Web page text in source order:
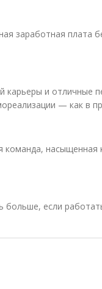
заработная плата
карьеры и отличные
— как в
если